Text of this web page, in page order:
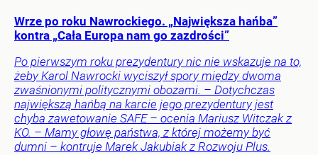
Wrze po roku Nawrockiego. „Największa hańba”
kontra „Cała Europa nam go zazdrości”
Po pierwszym roku prezydentury nic nie wskazuje na to,
żeby Karol Nawrocki wyciszył spory między dwoma
zwaśnionymi politycznymi obozami. – Dotychczas
największą hańbą na karcie jego prezydentury jest
chyba zawetowanie SAFE – ocenia Mariusz Witczak z
KO. – Mamy głowę państwa, z której możemy być
dumni – kontruje Marek Jakubiak z Rozwoju Plus.